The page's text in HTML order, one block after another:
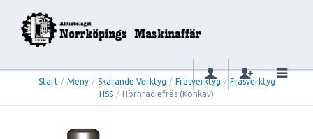
Start / Meny / Skärande Verktyg / Fräsverktyg / Fräsverktyg
HSS / Hörnradiefräs (Konkav)